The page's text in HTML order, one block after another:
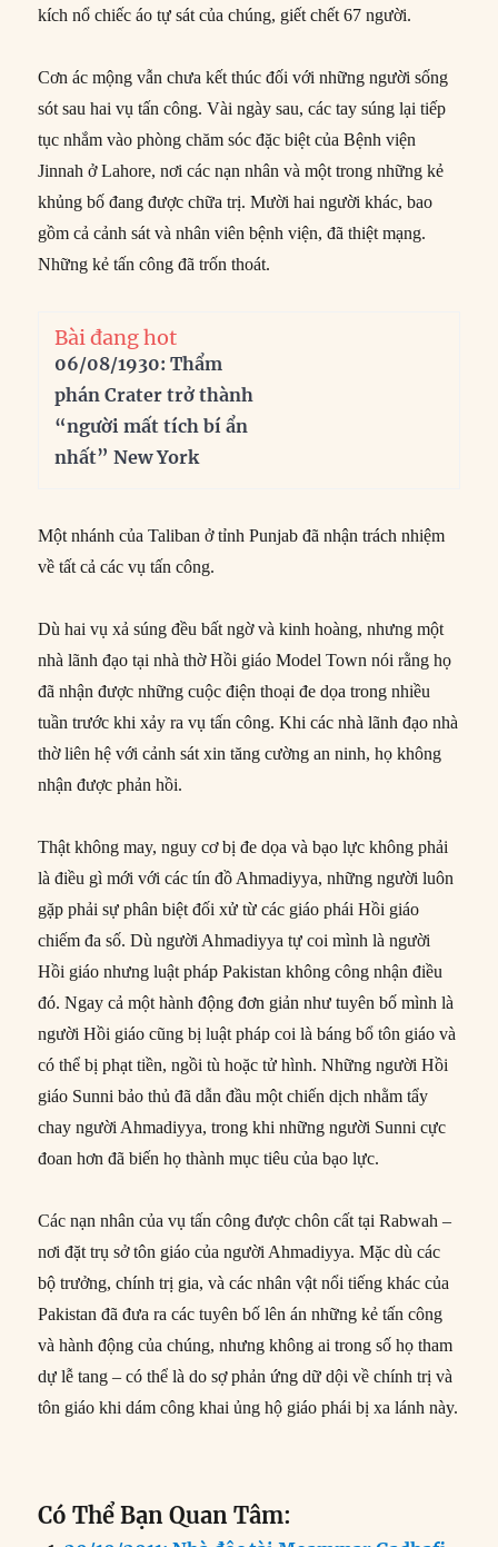
kích nổ chiếc áo tự sát của chúng, giết chết 67 người.
Cơn ác mộng vẫn chưa kết thúc đối với những người sống
sót sau hai vụ tấn công. Vài ngày sau, các tay súng lại tiếp
tục nhắm vào phòng chăm sóc đặc biệt của Bệnh viện
Jinnah ở Lahore, nơi các nạn nhân và một trong những kẻ
khủng bố đang được chữa trị. Mười hai người khác, bao
gồm cả cảnh sát và nhân viên bệnh viện, đã thiệt mạng.
Những kẻ tấn công đã trốn thoát.
Bài đang hot
06/08/1930: Thẩm
phán Crater trở thành
“người mất tích bí ẩn
nhất” New York
Một nhánh của Taliban ở tỉnh Punjab đã nhận trách nhiệm
về tất cả các vụ tấn công.
Dù hai vụ xả súng đều bất ngờ và kinh hoàng, nhưng một
nhà lãnh đạo tại nhà thờ Hồi giáo Model Town nói rằng họ
đã nhận được những cuộc điện thoại đe dọa trong nhiều
tuần trước khi xảy ra vụ tấn công. Khi các nhà lãnh đạo nhà
thờ liên hệ với cảnh sát xin tăng cường an ninh, họ không
nhận được phản hồi.
Thật không may, nguy cơ bị đe dọa và bạo lực không phải
là điều gì mới với các tín đồ Ahmadiyya, những người luôn
gặp phải sự phân biệt đối xử từ các giáo phái Hồi giáo
chiếm đa số. Dù người Ahmadiyya tự coi mình là người
Hồi giáo nhưng luật pháp Pakistan không công nhận điều
đó. Ngay cả một hành động đơn giản như tuyên bố mình là
người Hồi giáo cũng bị luật pháp coi là báng bổ tôn giáo và
có thể bị phạt tiền, ngồi tù hoặc tử hình. Những người Hồi
giáo Sunni bảo thủ đã dẫn đầu một chiến dịch nhằm tẩy
chay người Ahmadiyya, trong khi những người Sunni cực
đoan hơn đã biến họ thành mục tiêu của bạo lực.
Các nạn nhân của vụ tấn công được chôn cất tại Rabwah –
nơi đặt trụ sở tôn giáo của người Ahmadiyya. Mặc dù các
bộ trưởng, chính trị gia, và các nhân vật nổi tiếng khác của
Pakistan đã đưa ra các tuyên bố lên án những kẻ tấn công
và hành động của chúng, nhưng không ai trong số họ tham
dự lễ tang – có thể là do sợ phản ứng dữ dội về chính trị và
tôn giáo khi dám công khai ủng hộ giáo phái bị xa lánh này.
Có Thể Bạn Quan Tâm: